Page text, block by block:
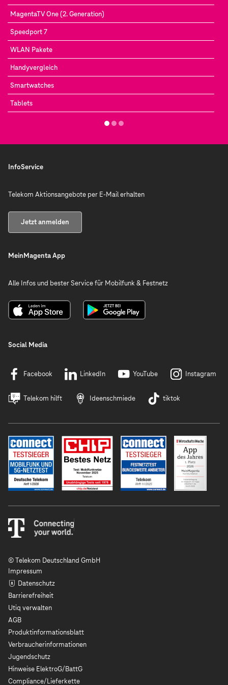
MagentaTV One (2. Generation)
Speedport 7
WLAN Pakete
Handyvergleich
Smartwatches
Tablets
InfoService
Telekom Aktionsangebote per E-Mail erhalten
Jetzt anmelden
MeinMagenta App
Alle Infos und bester Service für Mobilfunk & Festnetz
Social Media
Facebook LinkedIn YouTube Instagram
Telekom hilft Ideenschmiede tiktok
© Telekom Deutschland GmbH
Impressum
Datenschutz
Barrierefreiheit
Utiq verwalten
AGB
Produktinformationsblatt
Verbraucherinformationen
Jugendschutz
Hinweise ElektroG/BattG
Compliance/Lieferkette